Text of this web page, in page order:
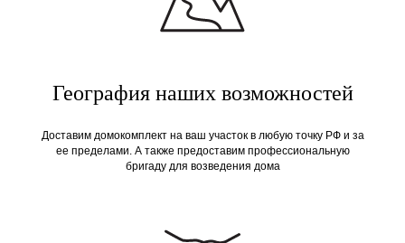
География наших возможностей
Доставим домокомплект на ваш участок в любую точку РФ и за
ее пределами. А также предоставим профессиональную
бригаду для возведения дома